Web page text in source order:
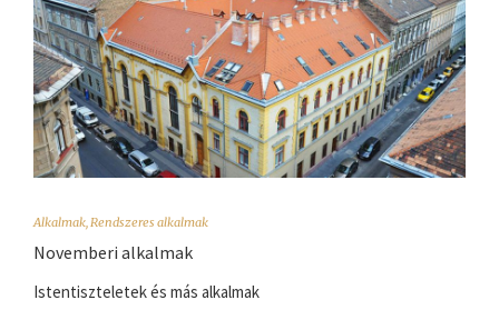
Alkalmak Rendszeres alkalmak
Novemberi alkalmak
Istentiszteletek és más alkalmak